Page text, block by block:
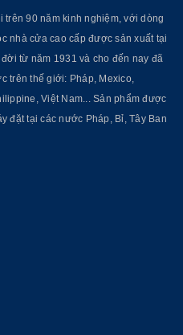
90 năm kinh nghiệm, với dòng
nhà cửa cao cấp được sản xuất tại
từ năm 1931 và cho đến nay đã
trên thế giới: Pháp, Mexico,
Việt Nam... Sản phẩm được
đặt tại các nước Pháp, Bỉ, Tây Ban